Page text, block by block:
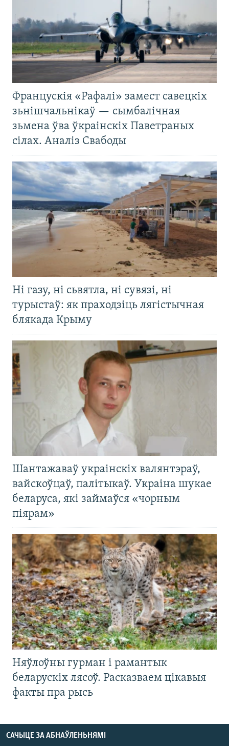
Францускія «Рафалі» замест савецкіх
зьнішчальнікаў — сымбалічная
зьмена ўва ўкраінскіх Паветраных
сілах. Аналіз Свабоды
Ні газу, ні сьвятла, ні сувязі, ні
турыстаў: як праходзіць лягістычная
блякада Крыму
Шантажаваў украінскіх валянтэраў,
вайскоўцаў, палітыкаў. Украіна шукае
беларуса, які займаўся «чорным
піярам»
Няўлоўны гурман і рамантык
беларускіх лясоў. Расказваем цікавыя
факты пра рысь
САЧЫЦЕ ЗА АБНАЎЛЕНЬНЯМІ